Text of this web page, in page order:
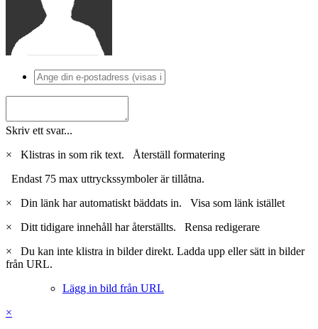
Skriv ett svar...
×
Klistras in som rik text. Återställ formatering
Endast 75 max uttryckssymboler är tillåtna.
×
Din länk har automatiskt bäddats in. Visa som länk istället
×
Ditt tidigare innehåll har återställts. Rensa redigerare
×
Du kan inte klistra in bilder direkt. Ladda upp eller sätt in bilder
från URL.
Lägg in bild från URL
×